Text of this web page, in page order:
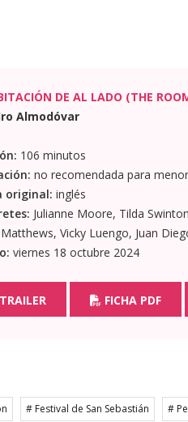
DE AL LADO (THE
Almodóvar
106 minutos
no recomendada para
original: inglés
Julianne Moore, Tilda
Vicky Luengo, Juan
viernes 18 octubre 2024
TRAILER FICHA PDF
# Festival de San Sebastián #